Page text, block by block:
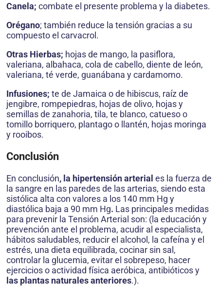
Canela; combate el presente problema y la diabetes.
Orégano; también reduce la tensión gracias a su
compuesto el carvacrol.
Otras Hierbas; hojas de mango, la pasiflora,
valeriana, albahaca, cola de cabello, diente de león,
valeriana, té verde, guanábana y cardamomo.
Infusiones; te de Jamaica o de hibiscus, raíz de
jengibre, rompepiedras, hojas de olivo, hojas y
semillas de zanahoria, tila, te blanco, catueso o
tomillo borriquero, plantago o llantén, hojas moringa
y rooibos.
Conclusión
En conclusión, la hipertensión arterial es la fuerza de
la sangre en las paredes de las arterias, siendo esta
sistólica alta con valores a los 140 mm Hg y
diastólica baja a 90 mm Hg. Las principales medidas
para prevenir la Tensión Arterial son: (la educación y
prevención ante el problema, acudir al especialista,
hábitos saludables, reducir el alcohol, la cafeína y el
estrés, una dieta equilibrada, cocinar sin sal,
controlar la glucemia, evitar el sobrepeso, hacer
ejercicios o actividad física aeróbica, antibióticos y
las plantas naturales anteriores.).